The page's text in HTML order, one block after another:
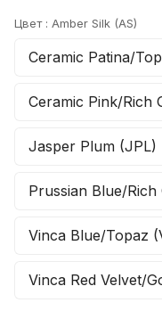
Цвет : Amber Silk (AS)
Ceramic Patina/
Ceramic Pink/Rich
Jasper Plum (JPL)
Prussian Blue/Rich
Vinca Blue/Topaz
Vinca Red Velvet/